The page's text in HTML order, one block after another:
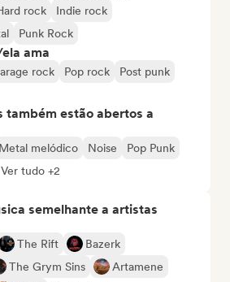
rock
Indie rock
Punk Rock
ama
rock Pop rock
Post punk
também estão abertos a
Metal melódico Noise
Pop Punk
Ver tudo +2
semelhante a artistas
The Rift
Bazerk
The Grym Sins
Artamene